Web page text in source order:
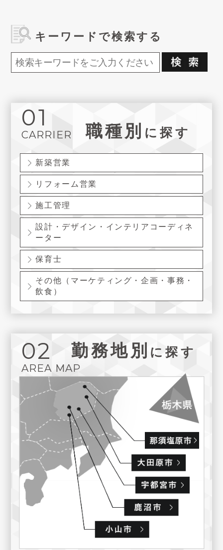
キーワードで検索する
01
CARRIER 職種別 に探す
新築営業
リフォーム営業
施工管理
設計・デザイン・インテリアコーディネ
ーター
保育士
その他（マーケティング・企画・事務・
飲食）
02
AREA MAP
勤務地別 に探す